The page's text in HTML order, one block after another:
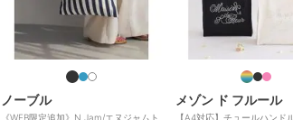
ノーブル
《WEB限定追加》N.Jam/エヌジャムト
メゾン ド フルール
【A4対応】チュールハンド